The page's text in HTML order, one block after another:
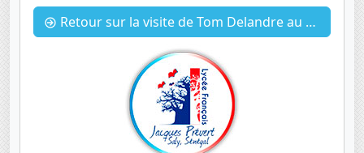
Retour sur la visite de Tom Delandre au LFJP - ancien élève